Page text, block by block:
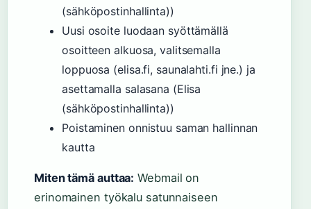
(sähköpostinhallinta))
Uusi osoite luodaan syöttämällä
osoitteen alkuosa, valitsemalla
loppuosa (elisa.fi, saunalahti.fi jne.) ja
asettamalla salasana (Elisa
(sähköpostinhallinta))
Poistaminen onnistuu saman hallinnan
kautta
Miten tämä auttaa: Webmail on
erinomainen työkalu satunnaiseen